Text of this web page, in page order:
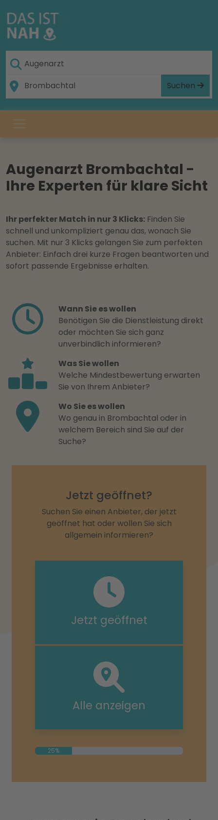
Suchen
Augenarzt Brombachtal -
Ihre Experten für klare Sicht
Ihr perfekter Match in nur 3 Klicks: Finden Sie
schnell und unkompliziert genau das, wonach Sie
suchen. Mit nur 3 Klicks gelangen Sie zum perfekten
Anbieter: Einfach drei kurze Fragen beantworten und
sofort passende Ergebnisse erhalten.
Wann Sie es wollen
Benötigen Sie die Dienstleistung direkt
oder möchten Sie sich ganz
unverbindlich informieren?
Was Sie wollen
Welche Mindestbewertung erwarten
Sie von Ihrem Anbieter?
Wo Sie es wollen
Wo genau in Brombachtal oder in
welchem Bereich sind Sie auf der
Suche?
Jetzt geöffnet?
Suchen Sie einen Anbieter, der jetzt
geöffnet hat oder wollen Sie sich
allgemein informieren?
Jetzt geöffnet
Alle anzeigen
25%